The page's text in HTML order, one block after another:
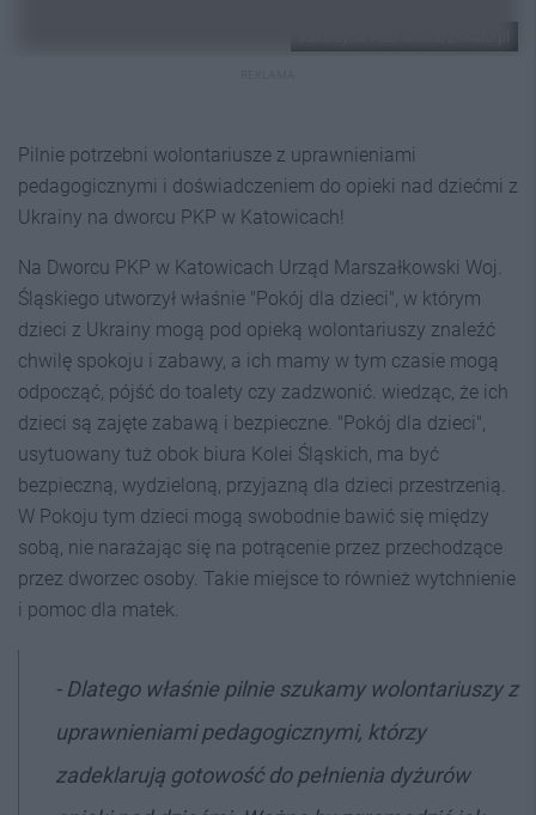
Pilnie potrzebni wolontariusze z uprawnieniami
pedagogicznymi i doświadczeniem do opieki nad dziećmi z
Ukrainy na dworcu PKP w Katowicach!
Na Dworcu PKP w Katowicach Urząd Marszałkowski Woj.
Śląskiego utworzył właśnie "Pokój dla dzieci", w którym
dzieci z Ukrainy mogą pod opieką wolontariuszy znaleźć
chwilę spokoju i zabawy, a ich mamy w tym czasie mogą
odpocząć, pójść do toalety czy zadzwonić. wiedząc, że ich
dzieci są zajęte zabawą i bezpieczne. "Pokój dla dzieci",
usytuowany tuż obok biura Kolei Śląskich, ma być
bezpieczną, wydzieloną, przyjazną dla dzieci przestrzenią.
W Pokoju tym dzieci mogą swobodnie bawić się między
sobą, nie narażając się na potrącenie przez przechodzące
przez dworzec osoby. Takie miejsce to również wytchnienie
i pomoc dla matek.
- Dlatego właśnie pilnie szukamy wolontariuszy z
uprawnieniami pedagogicznymi, którzy
zadeklarują gotowość do pełnienia dyżurów